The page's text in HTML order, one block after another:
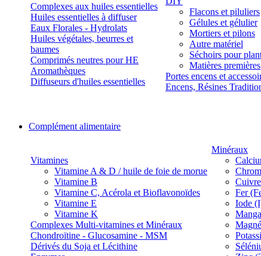
Complexes aux huiles essentielles
Huiles essentielles à diffuser
Eaux Florales - Hydrolats
Huiles végétales, beurres et
baumes
Comprimés neutres pour HE
Aromathèques
Diffuseurs d'huiles essentielles
Flacons et piluliers
Gélules et gélulier
Mortiers et pilons
Autre matériel
Séchoirs pour
Matières premières
Portes encens et
Encens, Résines
Complément alimentaire
Vitamines
Vitamine A & D / huile de foie de morue
Vitamine B
Vitamine C, Acérola et Bioflavonoïdes
Vitamine E
Vitamine K
Complexes Multi-vitamines et Minéraux
Chondroïtine - Glucosamine - MSM
Dérivés du Soja et Lécithine
Minéraux
Fer
Iode